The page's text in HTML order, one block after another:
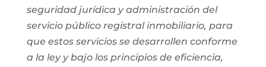
seguridad jurídica y administración del
servicio público registral inmobiliario, para
que estos servicios se desarrollen conforme
a la ley y bajo los principios de eficiencia,